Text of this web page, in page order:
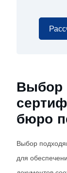
Выбор
бюро
Выбор
для